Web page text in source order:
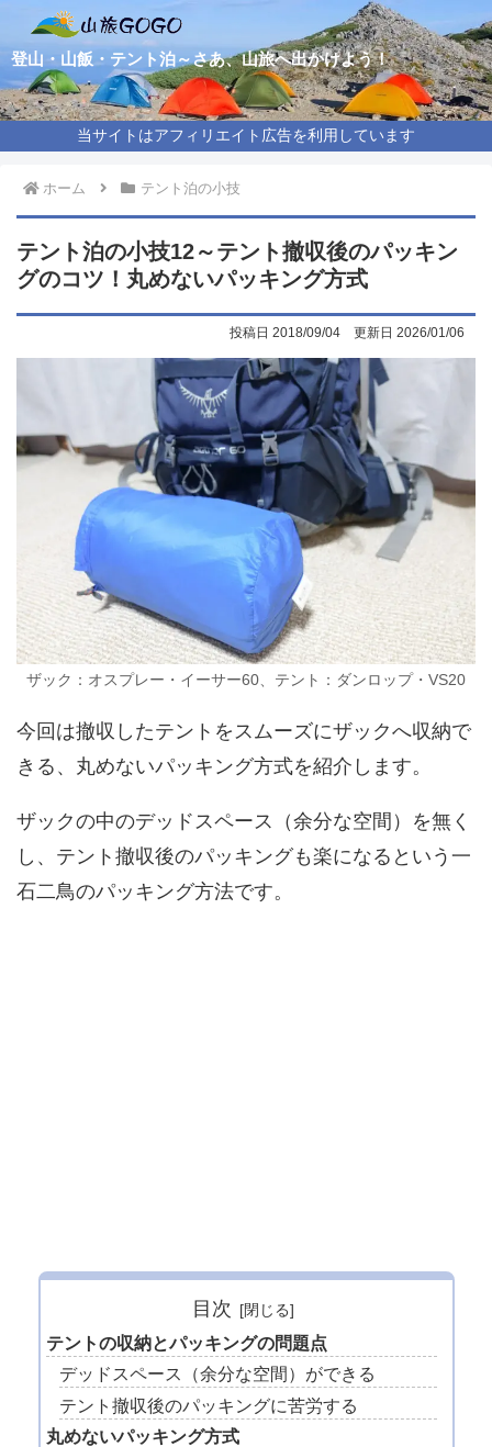
登山・山飯・テント泊～さあ、山旅へ出かけよう！
当サイトはアフィリエイト広告を利用しています
ホーム テント泊の小技
テント泊の小技12～テント撤収後のパッキン
グのコツ！丸めないパッキング方式
2018/09/04 2026/01/06
ザック：オスプレー・イーサー60、テント：ダンロップ・VS20
今回は撤収したテントをスムーズにザックへ収納で
きる、丸めないパッキング方式を紹介します。
ザックの中のデッドスペース（余分な空間）を無く
し、テント撤収後のパッキングも楽になるという一
石二鳥のパッキング方法です。
目次
テントの収納とパッキングの問題点
デッドスペース（余分な空間）ができる
テント撤収後のパッキングに苦労する
丸めないパッキング方式